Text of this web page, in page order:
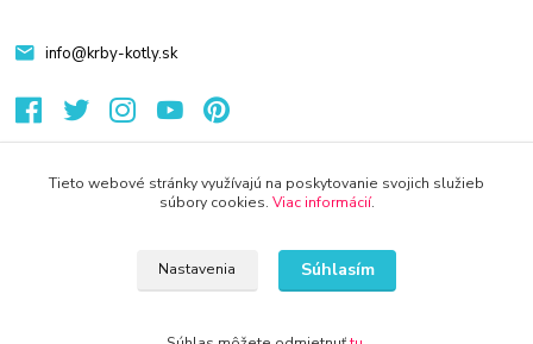
info@krby-kotly.sk
Eshop-rychlo.sk
Tieto webové stránky využívajú na poskytovanie svojich služieb
súbory cookies. Viac informácií.
Nastavenia Súhlasím